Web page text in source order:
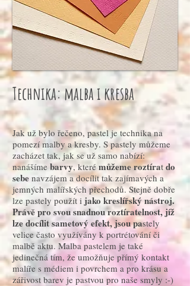
Technika: malba i kresba
Jak už bylo řečeno, pastel je technika na
pomezí malby a kresby. S pastely můžeme
zacházet tak, jak se už samo nabízí:
nanášíme barvy, které můžeme roztírat do
sebe navzájem a docílit tak zajímavých a
jemných malířských přechodů. Stejně dobře
lze pastely použít i jako kreslířský nástroj.
Právě pro svou snadnou roztíratelnost, jíž
lze docílit sametový efekt, jsou pastely
velice často využívány k portrétování či
malbě aktu. Malba pastelem je také
jedinečná tím, že umožňuje přímý kontakt
malíře s médiem i povrchem a pro krásu a
zářivost barev je pastvou pro naše smyly :-)